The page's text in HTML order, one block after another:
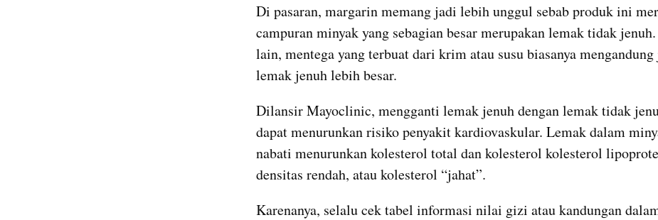
Di pasaran, margarin memang jadi lebih unggul sebab produk ini
campuran minyak yang sebagian besar merupakan lemak tidak
lain, mentega yang terbuat dari krim atau susu biasanya
lemak jenuh lebih besar.
Dilansir Mayoclinic, mengganti lemak jenuh dengan lemak tidak
dapat menurunkan risiko penyakit kardiovaskular. Lemak dalam
nabati menurunkan kolesterol total dan kolesterol kolesterol
densitas rendah, atau kolesterol “jahat”.
Karenanya, selalu cek tabel informasi nilai gizi atau kandungan